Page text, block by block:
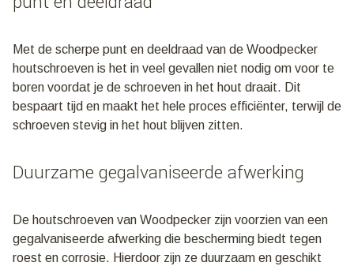
Met de scherpe punt en deeldraad van de Woodpecker
houtschroeven is het in veel gevallen niet nodig om voor te
boren voordat je de schroeven in het hout draait. Dit
bespaart tijd en maakt het hele proces efficiënter, terwijl de
schroeven stevig in het hout blijven zitten.
Duurzame gegalvaniseerde afwerking
De houtschroeven van Woodpecker zijn voorzien van een
gegalvaniseerde afwerking die bescherming biedt tegen
roest en corrosie. Hierdoor zijn ze duurzaam en geschikt